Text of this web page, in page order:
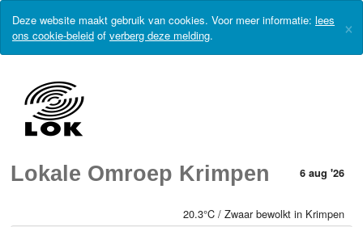
Deze website maakt gebruik van cookies. Voor meer informatie: lees
ons cookie-beleid of verberg deze melding. ×
Lokale Omroep Krimpen 6 aug '26
20.3°C / Zwaar bewolkt in Krimpen